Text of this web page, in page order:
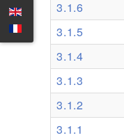
3.1.6
3.1.5
3.1.4
3.1.3
3.1.2
3.1.1